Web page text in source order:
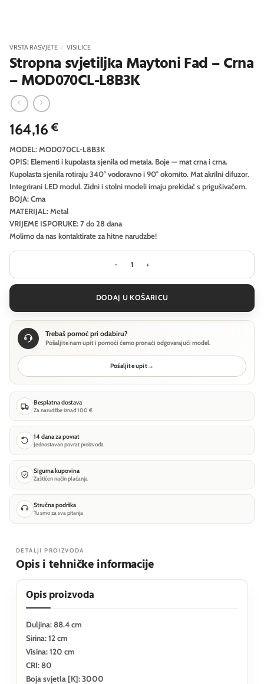
VRSTA RASVJETE / VISILICE
Stropna svjetiljka Maytoni Fad – Crna
– MOD070CL-L8B3K
164,16€
MODEL: MOD070CL-L8B3K
OPIS: Elementi i kupolasta sjenila od metala. Boje — mat crna i crna.
Kupolasta sjenila rotiraju 340° vodoravno i 90° okomito. Mat akrilni difuzor.
Integrirani LED modul. Zidni i stolni modeli imaju prekidač s prigušivačem.
BOJA: Crna
MATERIJAL: Metal
VRIJEME ISPORUKE: 7 do 28 dana
Molimo da nas kontaktirate za hitne narudzbe!
Stropna svjetiljka Maytoni Fad -
DODAJ U KOŠARICU
Trebaš pomoć pri odabiru?
Pošaljite nam upit i pomoći ćemo pronaći odgovarajući model.
Pošaljite upit→
Besplatna dostava
Za narudžbe iznad 100 €
14 dana za povrat
Jednostavan povrat proizvoda
Sigurna kupovina
Zaštićen način plaćanja
Stručna podrška
Tu smo za sva pitanja
DETALJI PROIZVODA
Opis i tehničke informacije
Opis proizvoda
Duljina: 88.4 cm
Sirina: 12 cm
Visina: 120 cm
CRI: 80
Boja svjetla [K]: 3000